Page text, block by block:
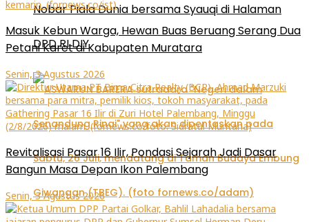
Nobar Piala Dunia bersama Syauqi di Halaman
DPD RI DIY
Masuk Kebun Warga, Hewan Buas Beruang Serang Dua
Petani Karet di Kabupaten Muratara
Senin, 3 Agustus 2026
Revitalisasi Pasar 16 Ilir, Pondasi Sejarah Jadi Dasar
Bangun Masa Depan Ikon Palembang
Senin, 3 Agustus 2026